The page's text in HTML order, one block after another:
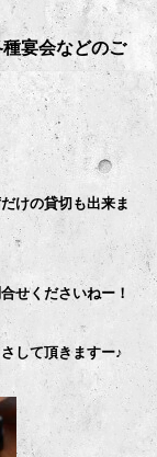
宴会などのご
けの貸切も出来ま
せくださいねー！
して頂きますー♪